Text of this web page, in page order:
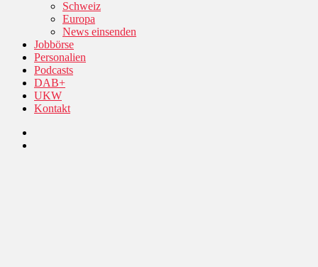
Schweiz
Europa
News einsenden
Jobbörse
Personalien
Podcasts
DAB+
UKW
Kontakt